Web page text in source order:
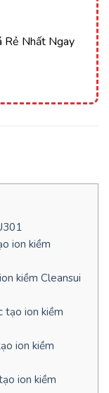
Rẻ Nhất Ngay
ion kiềm
kiềm Cleansui
tạo ion kiềm
ion kiềm
ion kiềm